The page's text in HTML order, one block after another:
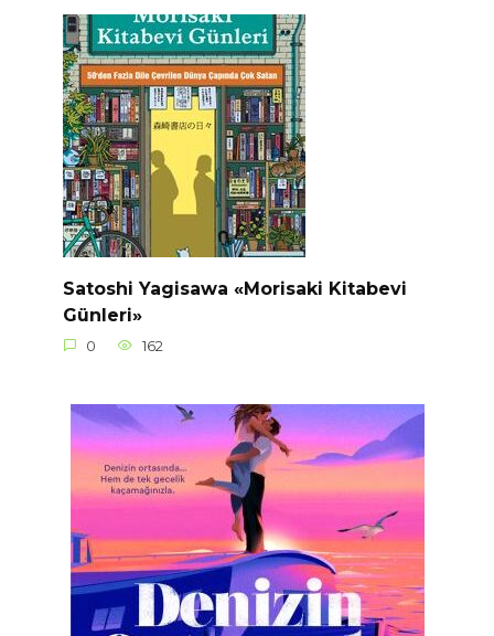
Satoshi Yagisawa «Morisaki Kitabevi
Günleri»
0 162